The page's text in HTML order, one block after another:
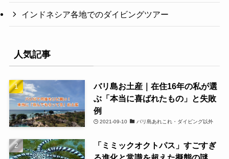
インドネシア各地でのダイビングツアー
人気記事
バリ島お土産｜在住16年の私が選
ぶ「本当に喜ばれたもの」と失敗
例
2021-09-10 バリ島あれこれ・ダイビング以外
「ミミックオクトパス」すごすぎ